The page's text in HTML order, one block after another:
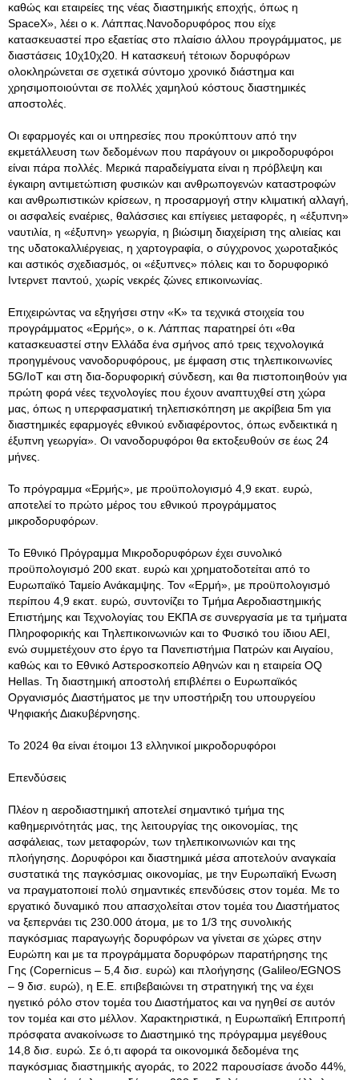
καθώς και εταιρείες της νέας διαστημικής εποχής, όπως η
SpaceX», λέει ο κ. Λάππας.Νανοδορυφόρος που είχε
κατασκευαστεί προ εξαετίας στο πλαίσιο άλλου προγράμματος, με
διαστάσεις 10χ10χ20. Η κατασκευή τέτοιων δορυφόρων
ολοκληρώνεται σε σχετικά σύντομο χρονικό διάστημα και
χρησιμοποιούνται σε πολλές χαμηλού κόστους διαστημικές
αποστολές.
Οι εφαρμογές και οι υπηρεσίες που προκύπτουν από την
εκμετάλλευση των δεδομένων που παράγουν οι μικροδορυφόροι
είναι πάρα πολλές. Μερικά παραδείγματα είναι η πρόβλεψη και
έγκαιρη αντιμετώπιση φυσικών και ανθρωπογενών καταστροφών
και ανθρωπιστικών κρίσεων, η προσαρμογή στην κλιματική αλλαγή,
οι ασφαλείς εναέριες, θαλάσσιες και επίγειες μεταφορές, η «έξυπνη»
ναυτιλία, η «έξυπνη» γεωργία, η βιώσιμη διαχείριση της αλιείας και
της υδατοκαλλιέργειας, η χαρτογραφία, ο σύγχρονος χωροταξικός
και αστικός σχεδιασμός, οι «έξυπνες» πόλεις και το δορυφορικό
Ιντερνετ παντού, χωρίς νεκρές ζώνες επικοινωνίας.
Επιχειρώντας να εξηγήσει στην «Κ» τα τεχνικά στοιχεία του
προγράμματος «Ερμής», ο κ. Λάππας παρατηρεί ότι «θα
κατασκευαστεί στην Ελλάδα ένα σμήνος από τρεις τεχνολογικά
προηγμένους νανοδορυφόρους, με έμφαση στις τηλεπικοινωνίες
5G/IoT και στη δια-δορυφορική σύνδεση, και θα πιστοποιηθούν για
πρώτη φορά νέες τεχνολογίες που έχουν αναπτυχθεί στη χώρα
μας, όπως η υπερφασματική τηλεπισκόπηση με ακρίβεια 5m για
διαστημικές εφαρμογές εθνικού ενδιαφέροντος, όπως ενδεικτικά η
έξυπνη γεωργία». Οι νανοδορυφόροι θα εκτοξευθούν σε έως 24
μήνες.
Το πρόγραμμα «Ερμής», με προϋπολογισμό 4,9 εκατ. ευρώ,
αποτελεί το πρώτο μέρος του εθνικού προγράμματος
μικροδορυφόρων.
Το Εθνικό Πρόγραμμα Μικροδορυφόρων έχει συνολικό
προϋπολογισμό 200 εκατ. ευρώ και χρηματοδοτείται από το
Ευρωπαϊκό Ταμείο Ανάκαμψης. Toν «Ερμή», με προϋπολογισμό
περίπου 4,9 εκατ. ευρώ, συντονίζει το Τμήμα Αεροδιαστημικής
Επιστήμης και Τεχνολογίας του ΕΚΠΑ σε συνεργασία με τα τμήματα
Πληροφορικής και Τηλεπικοινωνιών και το Φυσικό του ίδιου ΑΕΙ,
ενώ συμμετέχουν στο έργο τα Πανεπιστήμια Πατρών και Αιγαίου,
καθώς και το Εθνικό Αστεροσκοπείο Αθηνών και η εταιρεία OQ
Hellas. Τη διαστημική αποστολή επιβλέπει ο Ευρωπαϊκός
Οργανισμός Διαστήματος με την υποστήριξη του υπουργείου
Ψηφιακής Διακυβέρνησης.
Το 2024 θα είναι έτοιμοι 13 ελληνικοί μικροδορυφόροι
Επενδύσεις
Πλέον η αεροδιαστημική αποτελεί σημαντικό τμήμα της
καθημερινότητάς μας, της λειτουργίας της οικονομίας, της
ασφάλειας, των μεταφορών, των τηλεπικοινωνιών και της
πλοήγησης. Δορυφόροι και διαστημικά μέσα αποτελούν αναγκαία
συστατικά της παγκόσμιας οικονομίας, με την Ευρωπαϊκή Ενωση
να πραγματοποιεί πολύ σημαντικές επενδύσεις στον τομέα. Με το
εργατικό δυναμικό που απασχολείται στον τομέα του Διαστήματος
να ξεπερνάει τις 230.000 άτομα, με το 1/3 της συνολικής
παγκόσμιας παραγωγής δορυφόρων να γίνεται σε χώρες στην
Ευρώπη και με τα προγράμματα δορυφόρων παρατήρησης της
Γης (Copernicus – 5,4 δισ. ευρώ) και πλοήγησης (Galileo/EGNOS
– 9 δισ. ευρώ), η Ε.Ε. επιβεβαιώνει τη στρατηγική της να έχει
ηγετικό ρόλο στον τομέα του Διαστήματος και να ηγηθεί σε αυτόν
τον τομέα και στο μέλλον. Χαρακτηριστικά, η Ευρωπαϊκή Επιτροπή
πρόσφατα ανακοίνωσε το Διαστημικό της πρόγραμμα μεγέθους
14,8 δισ. ευρώ. Σε ό,τι αφορά τα οικονομικά δεδομένα της
παγκόσμιας διαστημικής αγοράς, το 2022 παρουσίασε άνοδο 44%,